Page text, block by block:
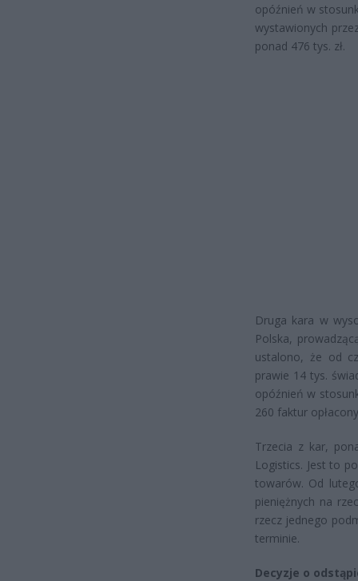
opóźnień w
wystawionych
ponad 476 tys. zł.
Druga kara w
Polska,
ustalono, że od
prawie 14 tys.
opóźnień w
260 faktur
Trzecia z kar,
Logistics. Jest to
towarów. Od
pieniężnych na
rzecz jednego
terminie.
Decyzje o